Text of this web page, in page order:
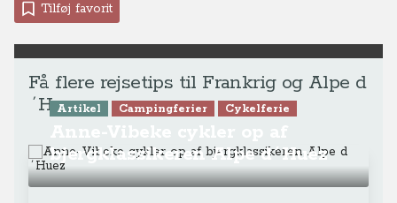
Tilføj favorit
Få flere rejsetips til Frankrig og Alpe d
´Huez
Artikel Campingferier Cykelferie
bjergklassikeren Alpe d´Huez